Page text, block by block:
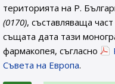
територията на Р.
(0170), съставляваща
същата дата тази
фармакопея, съгласно
Съвета на Европа.